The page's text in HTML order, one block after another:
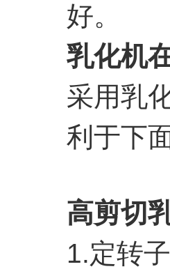
好。
乳化机
采用乳
利于下
高剪切
1.定转